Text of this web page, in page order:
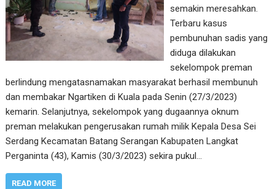
semakin meresahkan.
Terbaru kasus
pembunuhan sadis yang
diduga dilakukan
sekelompok preman
berlindung mengatasnamakan masyarakat berhasil membunuh
dan membakar Ngartiken di Kuala pada Senin (27/3/2023)
kemarin. Selanjutnya, sekelompok yang dugaannya oknum
preman melakukan pengerusakan rumah milik Kepala Desa Sei
Serdang Kecamatan Batang Serangan Kabupaten Langkat
Perganinta (43), Kamis (30/3/2023) sekira pukul…
READ MORE